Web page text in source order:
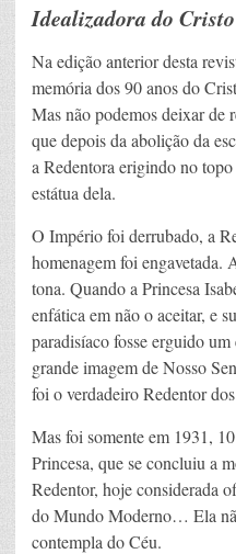
Idealizadora do
Na edição anterior desta
memória dos 90 anos do
Mas não podemos deixar de
que depois da abolição da
a Redentora erigindo no
estátua dela.
O Império foi derrubado, a
homenagem foi engavetada.
tona. Quando a Princesa
enfática em não o aceitar, e
paradisíaco fosse erguido
grande imagem de Nosso
foi o verdadeiro Redentor
Mas foi somente em 1931,
Princesa, que se concluiu a
Redentor, hoje considerada
do Mundo Moderno… Ela
contempla do Céu.